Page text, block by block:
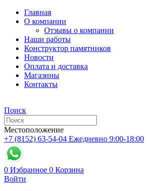
Главная
О компании
Отзывы о компании
Наши работы
Конструктор памятников
Новости
Оплата и доставка
Магазины
Контакты
Поиск
Местоположение
+7 (8152) 63-54-04 Ежедневно 9:00-18:00
0 Избранное 0 Корзина
Войти